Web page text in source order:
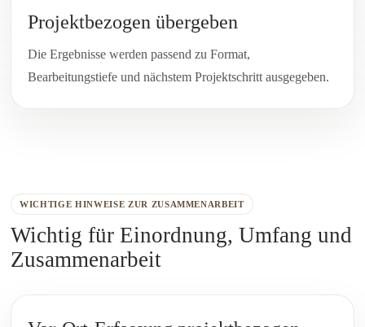
Projektbezogen übergeben
Die Ergebnisse werden passend zu Format,
Bearbeitungstiefe und nächstem Projektschritt ausgegeben.
WICHTIGE HINWEISE ZUR ZUSAMMENARBEIT
Wichtig für Einordnung, Umfang und
Zusammenarbeit